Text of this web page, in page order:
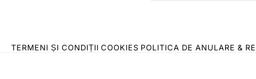
TERMENI ȘI CONDIȚII COOKIES POLITICA DE ANULARE &